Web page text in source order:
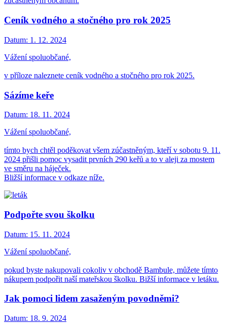
Ceník vodného a stočného pro rok 2025
Datum: 1. 12. 2024
Vážení spoluobčané,
v příloze naleznete ceník vodného a stočného pro rok 2025.
Sázíme keře
Datum: 18. 11. 2024
Vážení spoluobčané,
tímto bych chtěl poděkovat všem zúčastněným, kteří v sobotu 9. 11.
2024 přišli pomoc vysadit prvních 290 keřů a to v aleji za mostem
ve směru na háječek.
Bližší informace v odkaze níže.
Podpořte svou školku
Datum: 15. 11. 2024
Vážení spoluobčané,
pokud byste nakupovali cokoliv v obchodě Bambule, můžete tímto
nákupem podpořit naší mateřskou školku. Bižší informace v letáku.
Jak pomoci lidem zasaženým povodněmi?
Datum: 18. 9. 2024